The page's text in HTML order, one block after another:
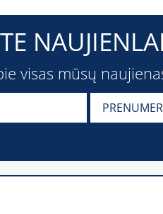
visas mūsų